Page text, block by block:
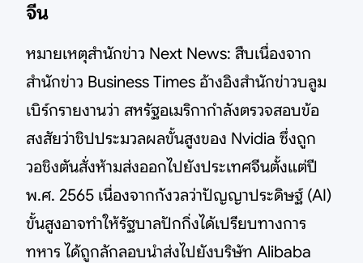
จีน
หมายเหตุสำนักข่าว Next News: สืบเนื่องจาก
สำนักข่าว Business Times อ้างอิงสำนักข่าวบลูม
เบิร์กรายงานว่า สหรัฐอเมริกากำลังตรวจสอบข้อ
สงสัยว่าชิปประมวลผลขั้นสูงของ Nvidia ซึ่งถูก
วอชิงตันสั่งห้ามส่งออกไปยังประเทศจีนตั้งแต่ปี
พ.ศ. 2565 เนื่องจากกังวลว่าปัญญาประดิษฐ์ (AI)
ขั้นสูงอาจทำให้รัฐบาลปักกิ่งได้เปรียบทางการ
ทหาร ได้ถูกลักลอบนำส่งไปยังบริษัท Alibaba